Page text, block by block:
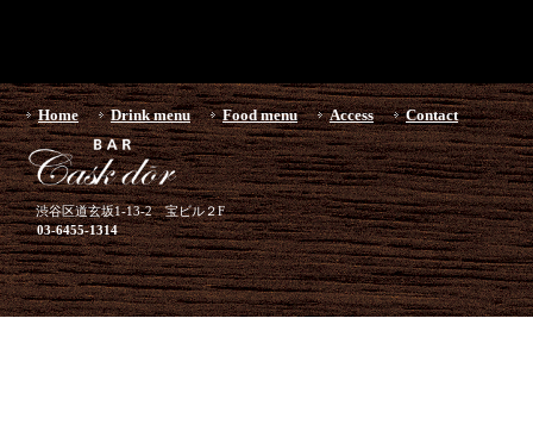
Home Drink menu Food menu Access Contact
渋谷区道玄坂1-13-2 宝ビル２F
03-6455-1314